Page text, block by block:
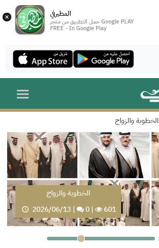
× المطيرفي
حمل التطبيق من متجر Google PLAY
FREE - In Google Play
الخطوبة والزواج
الخطوبة والزواج
2026/06/13| 0| 601